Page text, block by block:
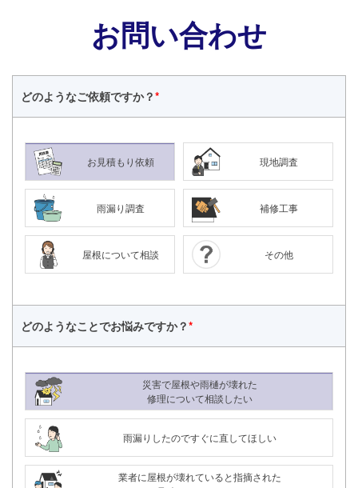
24時間365日対応
050-1883-0629
お問い合わせ
どのようなご依頼ですか？*
お見積もり依頼 現地調査
雨漏り調査 補修工事
屋根について相談 その他
どのようなことでお悩みですか？*
災害で屋根や雨樋が壊れた
修理について相談したい
雨漏りしたのですぐに直してほしい
業者に屋根が壊れていると指摘された